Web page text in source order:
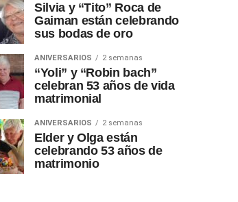
Silvia y “Tito” Roca de
Gaiman están celebrando
sus bodas de oro
ANIVERSARIOS 2 semanas
“Yoli” y “Robin bach”
celebran 53 años de vida
matrimonial
ANIVERSARIOS 2 semanas
Elder y Olga están
celebrando 53 años de
matrimonio